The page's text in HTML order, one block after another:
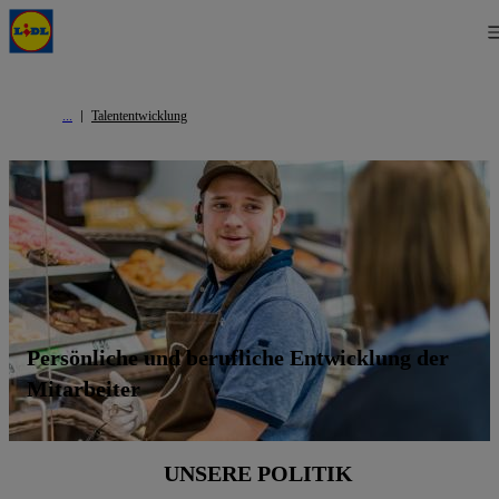
Talententwicklung
Persönliche und berufliche Entwicklung der
Mitarbeiter
UNSERE POLITIK